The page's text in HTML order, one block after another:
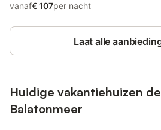
vanaf€ 107per nacht
Laat alle
Huidige vakantiehuizen
Balatonmeer